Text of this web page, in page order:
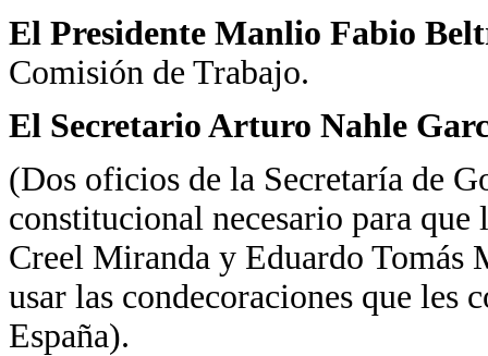
El Presidente Manlio Fabio
Comisión de Trabajo.
El Secretario Arturo Nahle
(Dos oficios de la Secretaría de
constitucional necesario para
Creel Miranda y Eduardo Tomás
usar las condecoraciones que les
España).